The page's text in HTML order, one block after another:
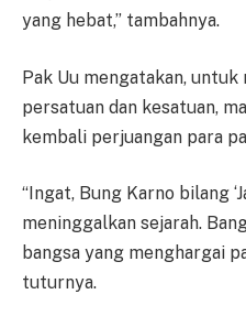
yang hebat,” tambahnya.
Pak Uu mengatakan,
persatuan dan kesatuan,
kembali perjuangan para
“Ingat, Bung Karno bilang
meninggalkan sejarah.
bangsa yang menghargai
tuturnya.